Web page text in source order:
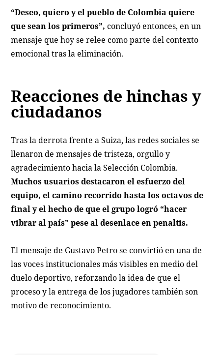
“Deseo, quiero y el pueblo de Colombia quiere
que sean los primeros”, concluyó entonces, en un
mensaje que hoy se relee como parte del contexto
emocional tras la eliminación.
Reacciones de hinchas y
ciudadanos
Tras la derrota frente a Suiza, las redes sociales se
llenaron de mensajes de tristeza, orgullo y
agradecimiento hacia la Selección Colombia.
Muchos usuarios destacaron el esfuerzo del
equipo, el camino recorrido hasta los octavos de
final y el hecho de que el grupo logró “hacer
vibrar al país” pese al desenlace en penaltis.
El mensaje de Gustavo Petro se convirtió en una de
las voces institucionales más visibles en medio del
duelo deportivo, reforzando la idea de que el
proceso y la entrega de los jugadores también son
motivo de reconocimiento.